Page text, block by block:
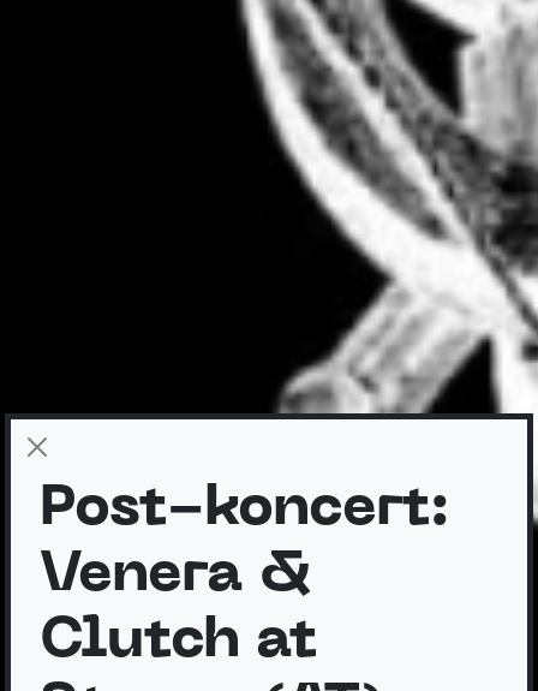
Post-koncert:
Venera &
Clutch at